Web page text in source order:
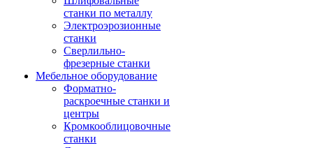
станки по металлу
Электроэрозионные
станки
Сверлильно-
фрезерные станки
Мебельное оборудование
Форматно-
раскроечные станки и
центры
Кромкооблицовочные
станки